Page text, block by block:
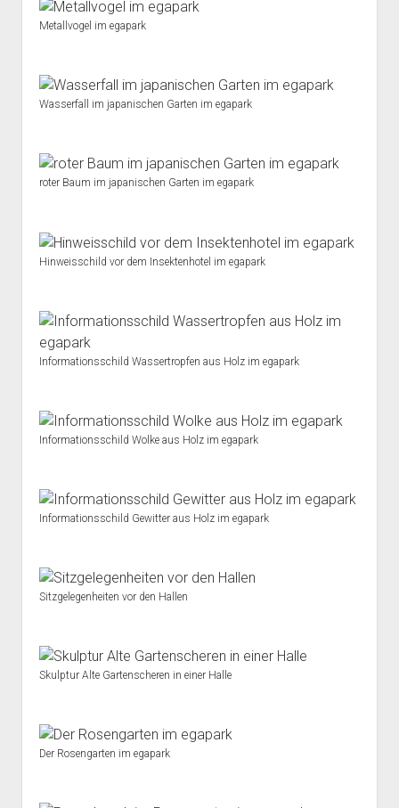
Metallvogel im egapark
Wasserfall im japanischen Garten im egapark
roter Baum im japanischen Garten im egapark
Hinweisschild vor dem Insektenhotel im egapark
Informationsschild Wassertropfen aus Holz im egapark
Informationsschild Wolke aus Holz im egapark
Informationsschild Gewitter aus Holz im egapark
Sitzgelegenheiten vor den Hallen
Skulptur Alte Gartenscheren in einer Halle
Der Rosengarten im egapark